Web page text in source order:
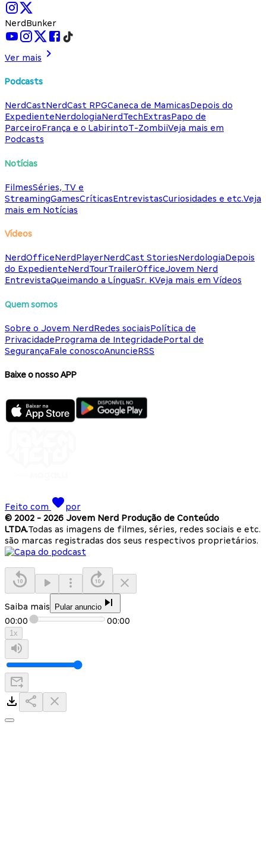
NerdBunker
Ver mais
Podcasts
NerdCastNerdCast RPGCaneca de MamicasDepois do
ExpedienteNerdologiaNerdTechExtrasPapo de
ParceiroFrança e o LabirintoT-ZombiiVeja mais em
Podcasts
Notícias
FilmesSéries, TV e
StreamingGamesCríticasEntrevistasCuriosidades e etc.Veja
mais em Notícias
Vídeos
NerdOfficeNerdPlayerNerdCast StoriesNerdologiaDepois
do ExpedienteNerdTourTrailerOfficeJovem Nerd
EntrevistaQueimando a LínguaSr. KVeja mais em Vídeos
Quem somos
Sobre o Jovem NerdRedes sociaisPolítica de
PrivacidadePrograma de IntegridadePortal de
SegurançaFale conoscoAnuncieRSS
Baixe o nosso APP
Feito com
por
© 2002 - 2026 Jovem Nerd Produção de Conteúdo
LTDA.Todas as imagens de filmes, séries, redes sociais e etc.
são marcas registradas dos seus respectivos proprietários.
Saiba mais Pular anuncio
00:00 00:00
1x